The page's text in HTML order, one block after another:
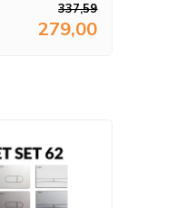
337,59
279,00